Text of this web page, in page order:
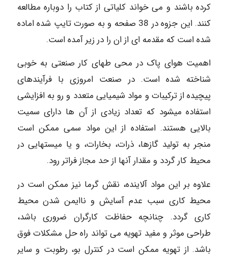
کرده باشند و می خواند کلیاتی از کتاب را دوباره مطالعه
کنند. این جزوه در 38 صفحه و به صورت تایپ شده اماده
شده است که مقدمه ای از ان را در زیر آمده است.
اهمیت هوای پاک در محی طهای کار صنعتی به خوبی
شناخته شده است. در صنعت امروزی با فرآیندهای
پیچیده از ترکیبات و مواد شیمیایی متعدد و رو به افزایشی
استفاده میشود که تعداد زیادی از آن ها دارای سمیت
بالایی هستند. استفاده از این مواد سمی ممکن است
منجر به تولید گازها، ذرات، بخارات، و یا میستهایی در
محیط کار گردد و مقدار آنها از حد مجاز فراتر رود.
علاوه بر این مواد آلاینده، نقش گرما نیز ممکن است در
محیط کاری سبب عدم آسایش و ناایمن شدن محیط
کاری گردد. چنانچه حفاظت کارگران ضروری باشد،
طراحی موثر و مفید تهویه می تواند راه حل مشکلات فوق
باشد. از تهویه ممکن است در کنترل بو، رطوبت و سایر